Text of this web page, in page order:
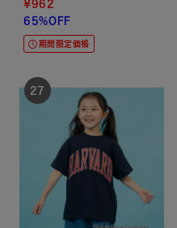
¥962
65%OFF
期間限定価格